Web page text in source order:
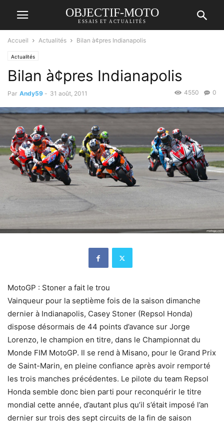
OBJECTIF-MOTO
ESSAIS ET ACTUALITÉS
Accueil Actualités Bilan à¢pres Indianapolis
Actualités
Bilan à¢pres Indianapolis
Par Andy59 - 31 août, 2011 0
4550
MotoGP : Stoner a fait le trou
Vainqueur pour la septième fois de la saison dimanche
dernier à Indianapolis, Casey Stoner (Repsol Honda)
dispose désormais de 44 points d’avance sur Jorge
Lorenzo, le champion en titre, dans le Championnat du
Monde FIM MotoGP. Il se rend à Misano, pour le Grand Prix
de Saint-Marin, en pleine confiance après avoir remporté
les trois manches précédentes. Le pilote du team Repsol
Honda semble donc bien parti pour reconquérir le titre
mondial cette année, d’autant plus qu’il s’était imposé l’an
dernier sur trois des sept circuits de la fin de saison